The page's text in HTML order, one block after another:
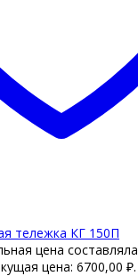
тележка КГ 150П
цена составляла
цена: 6700,00 ₽.